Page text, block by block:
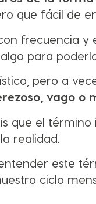
que fácil de
frecuencia
para
pero a
vago o
que el
realidad.
este
ciclo